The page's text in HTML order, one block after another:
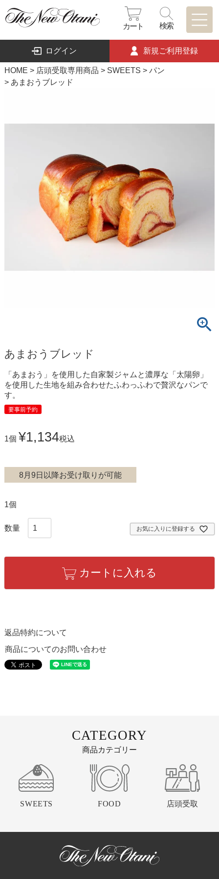
カート 検索
ログイン 新規ご利用登録
HOME 店頭受取専用商品 SWEETS
パン
あまおうブレッド
あまおうブレッド
「あまおう」を使用した自家製ジャムと濃厚な「太陽卵」
を使用した生地を組み合わせたふわっふわで贅沢なパンで
す。
要事前予約
1個 ¥1,134税込
8月9日以降お受け取りが可能
1個
お気に入りに登録する
カートに入れる
返品特約について
商品についてのお問い合わせ
CATEGORY
商品カテゴリー
SWEETS FOOD 店頭受取